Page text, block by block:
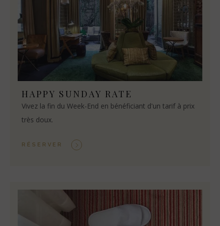
HAPPY SUNDAY RATE
Vivez la fin du Week-End en bénéficiant d'un tarif à prix
très doux.
RÉSERVER